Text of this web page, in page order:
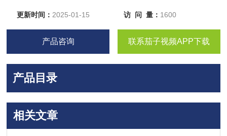
更新时间： 2025-01-15 访 问 量： 1600
产品咨询 联系茄子视频APP下载
产品目录
相关文章